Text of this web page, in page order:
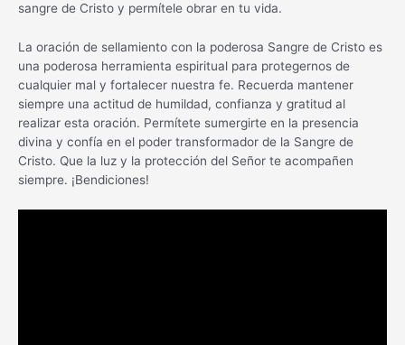
sangre de Cristo y permítele obrar en tu vida.
La oración de sellamiento con la poderosa Sangre de Cristo es
una poderosa herramienta espiritual para protegernos de
cualquier mal y fortalecer nuestra fe. Recuerda mantener
siempre una actitud de humildad, confianza y gratitud al
realizar esta oración. Permítete sumergirte en la presencia
divina y confía en el poder transformador de la Sangre de
Cristo. Que la luz y la protección del Señor te acompañen
siempre. ¡Bendiciones!